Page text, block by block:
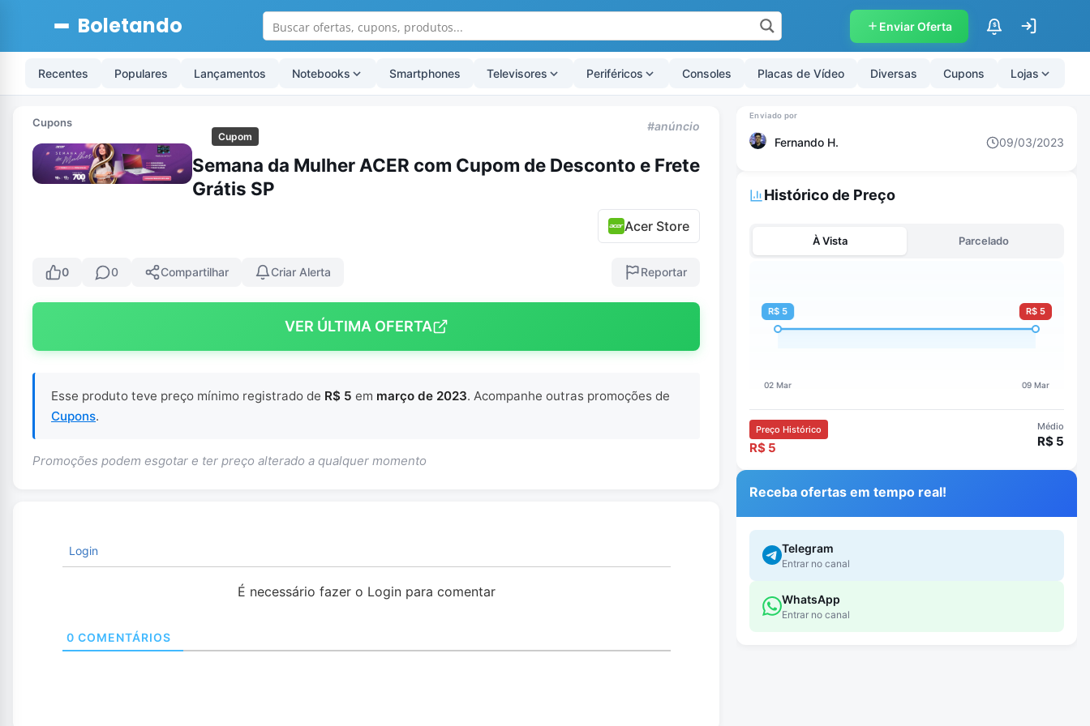
Boletando Enviar Oferta $
Recentes Populares Lançamentos Notebooks Smartphones Televisores Periféricos Consoles Placas de Vídeo Diversas Cupons Lojas
Cupons
Cupom
#anúncio
Semana da Mulher ACER com Cupom de Desconto e Frete
Grátis SP
Acer Store
0 0 Compartilhar Criar Alerta Reportar
VER ÚLTIMA OFERTA
Esse produto teve preço mínimo registrado de R$ 5 em março de 2023. Acompanhe outras promoções de
Cupons.
Promoções podem esgotar e ter preço alterado a qualquer momento
Login
É necessário fazer o Login para comentar
0 COMENTÁRIOS
Fernando H. 09/03/2023
Histórico de Preço
À Vista Parcelado
Preço Histórico
R$ 5
Médio
R$ 5
Receba ofertas em tempo real!
Telegram
Entrar no canal
WhatsApp
Entrar no canal